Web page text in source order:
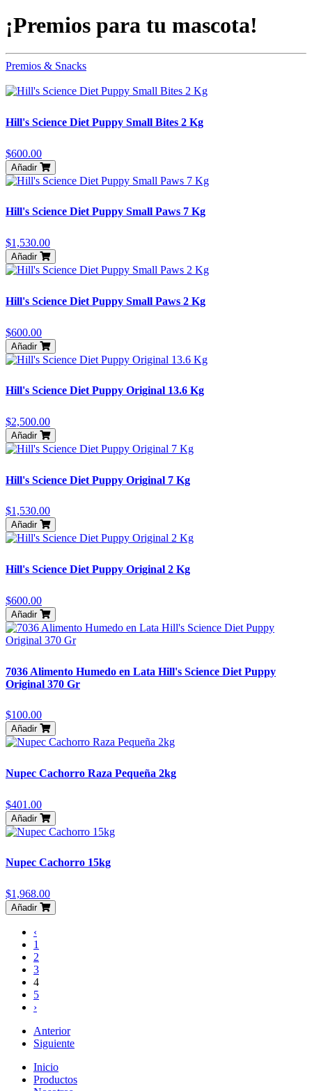
¡Premios para tu mascota!
Premios & Snacks
Hill's Science Diet Puppy Small Bites 2 Kg
$600.00
Añadir
Hill's Science Diet Puppy Small Paws 7 Kg
$1,530.00
Añadir
Hill's Science Diet Puppy Small Paws 2 Kg
$600.00
Añadir
Hill's Science Diet Puppy Original 13.6 Kg
$2,500.00
Añadir
Hill's Science Diet Puppy Original 7 Kg
$1,530.00
Añadir
Hill's Science Diet Puppy Original 2 Kg
$600.00
Añadir
7036 Alimento Humedo en Lata Hill's Science Diet Puppy
Original 370 Gr
$100.00
Añadir
Nupec Cachorro Raza Pequeña 2kg
$401.00
Añadir
Nupec Cachorro 15kg
$1,968.00
Añadir
‹
1
2
3
4
5
›
Anterior
Siguiente
Inicio
Productos